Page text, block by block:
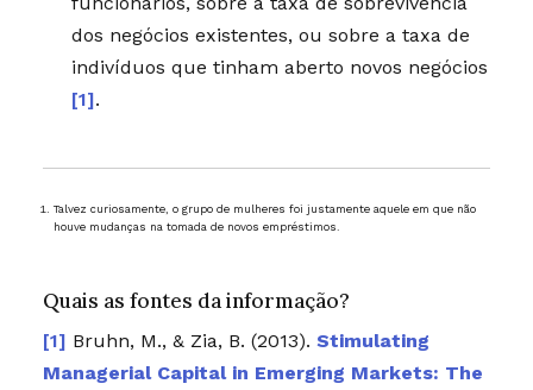
dos negócios existentes, ou sobre a taxa de
indivíduos que tinham aberto novos negócios
[1].
Talvez curiosamente, o grupo de mulheres foi justamente aquele em que não
houve mudanças na tomada de novos empréstimos.
Quais as fontes da informação?
Bruhn, M., & Zia, B. (2013). Stimulating
Managerial Capital in Emerging Markets: The